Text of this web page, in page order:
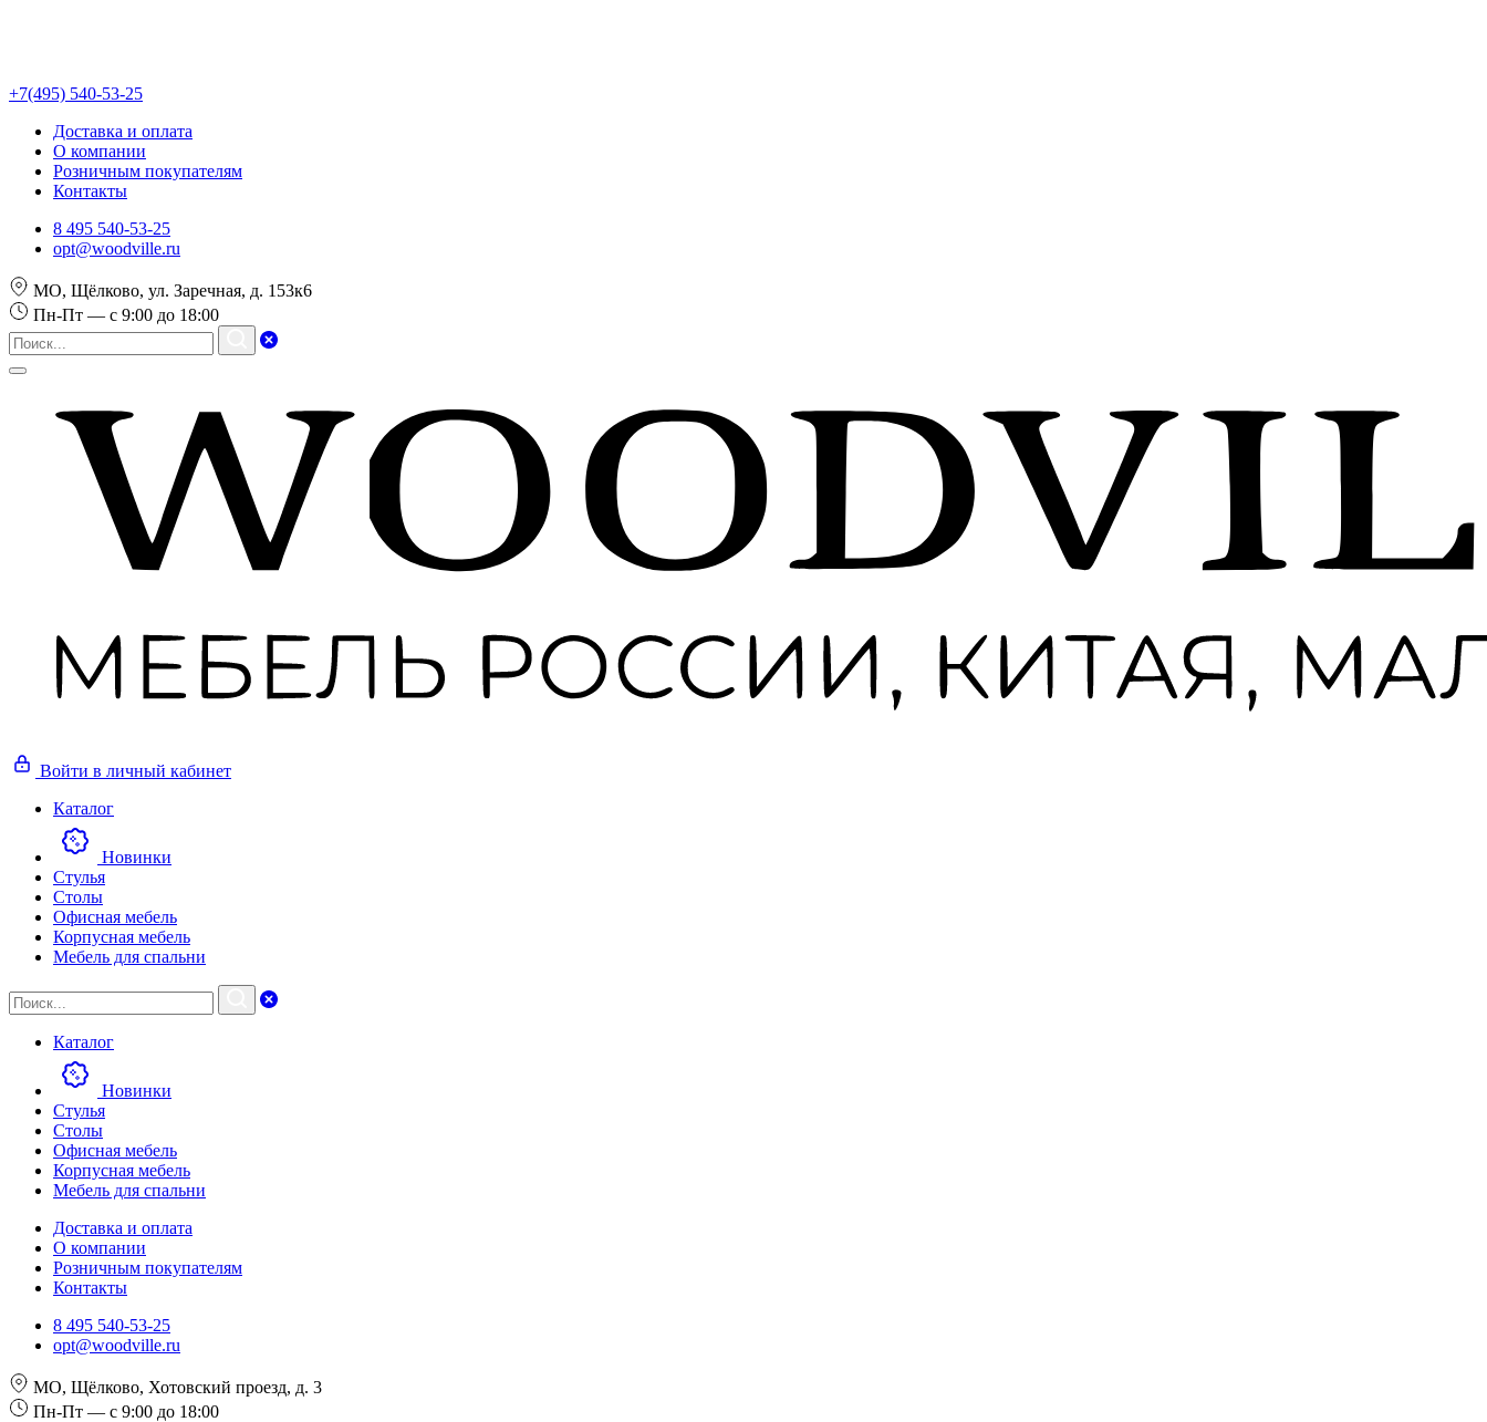
+7(495) 540-53-25
Доставка и оплата
О компании
Розничным покупателям
Контакты
8 495 540-53-25
opt@woodville.ru
МО, Щёлково, ул. Заречная, д. 153к6
Пн-Пт — с 9:00 до 18:00
Войти в личный кабинет
Каталог
Новинки
Стулья
Столы
Офисная мебель
Корпусная мебель
Мебель для спальни
Каталог
Новинки
Стулья
Столы
Офисная мебель
Корпусная мебель
Мебель для спальни
Доставка и оплата
О компании
Розничным покупателям
Контакты
8 495 540-53-25
opt@woodville.ru
МО, Щёлково, Хотовский проезд, д. 3
Пн-Пт — с 9:00 до 18:00